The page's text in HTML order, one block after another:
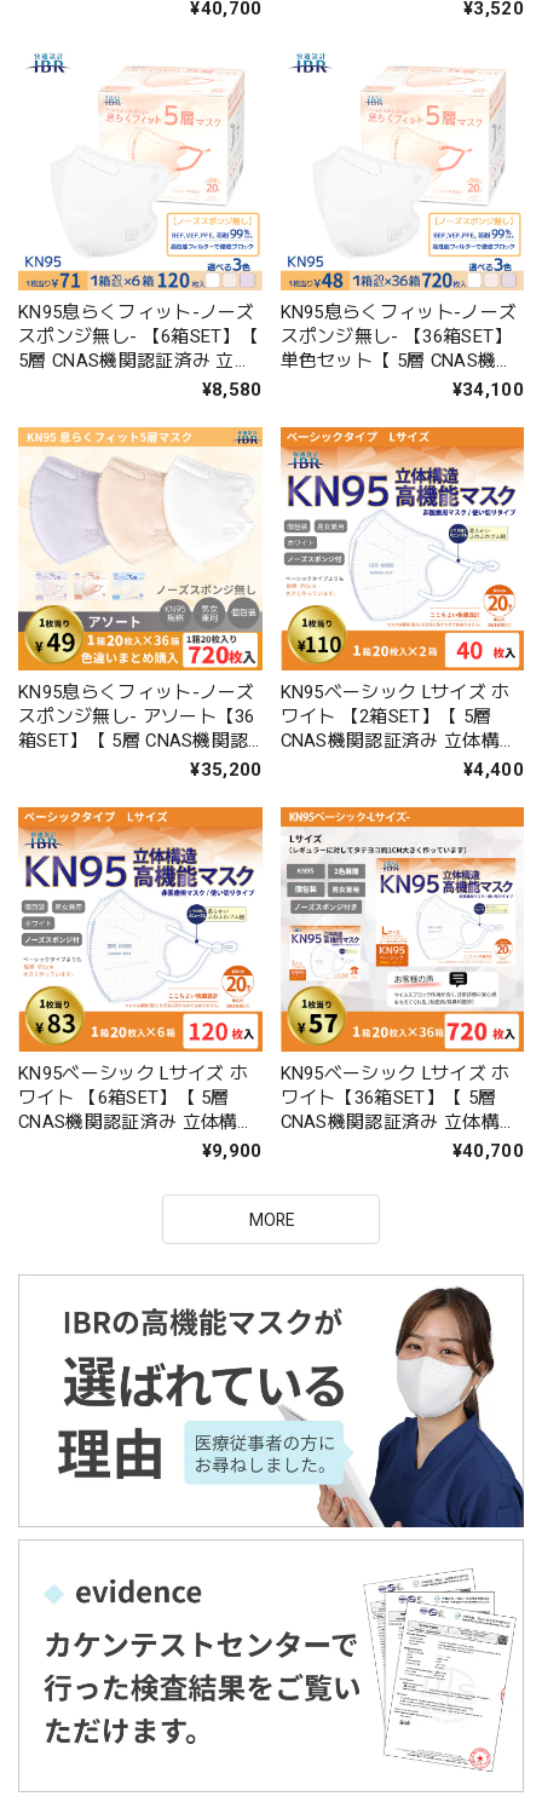
¥40,700 ¥3,520
KN95息らくフィット-ノーズ
スポンジ無し- 【6箱SET】【
5層 CNAS機関認証済み 立体
構造 不織布マスク 個包装 男
¥8,580
KN95息らくフィット-ノーズ
スポンジ無し- 【36箱SET】
単色セット【 5層 CNAS機関
認証済み 立体構造 不織布マ
¥34,100
KN95息らくフィット-ノーズ
スポンジ無し- アソート【36
箱SET】【 5層 CNAS機関認
証済み 立体構造 不織布マス
¥35,200
KN95ベーシック Lサイズ ホ
ワイト 【2箱SET】【 5層
CNAS機関認証済み 立体構造
不織布マスク 個包装 男女兼
¥4,400
KN95ベーシック Lサイズ ホ
ワイト 【6箱SET】【 5層
CNAS機関認証済み 立体構造
不織布マスク 個包装 男女兼
¥9,900
KN95ベーシック Lサイズ ホ
ワイト【36箱SET】【 5層
CNAS機関認証済み 立体構造
不織布マスク 個包装 男女兼
¥40,700
MORE